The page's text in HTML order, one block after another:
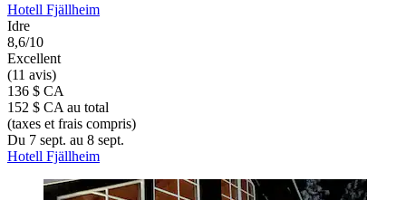
Hotell Fjällheim
Idre
8,6/10
Excellent
(11 avis)
136 $ CA
152 $ CA au total
(taxes et frais compris)
Du 7 sept. au 8 sept.
Hotell Fjällheim